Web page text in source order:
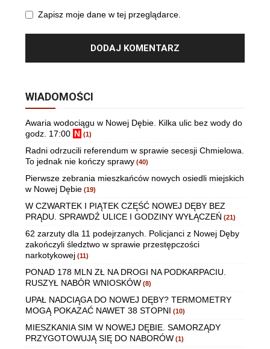
Zapisz moje dane w tej przeglądarce.
WIADOMOŚCI
Awaria wodociągu w Nowej Dębie. Kilka ulic bez wody do
godz. 17:00 N (1)
Radni odrzucili referendum w sprawie secesji Chmielowa.
To jednak nie kończy sprawy (40)
Pierwsze zebrania mieszkańców nowych osiedli miejskich
w Nowej Dębie (19)
W CZWARTEK I PIĄTEK CZĘŚĆ NOWEJ DĘBY BEZ
PRĄDU. SPRAWDŹ ULICE I GODZINY WYŁĄCZEŃ (21)
62 zarzuty dla 11 podejrzanych. Policjanci z Nowej Dęby
zakończyli śledztwo w sprawie przestępczości
narkotykowej (11)
PONAD 178 MLN ZŁ NA DROGI NA PODKARPACIU.
RUSZYŁ NABÓR WNIOSKÓW (8)
UPAŁ NADCIĄGA DO NOWEJ DĘBY? TERMOMETRY
MOGĄ POKAZAĆ NAWET 38 STOPNI (10)
MIESZKANIA SIM W NOWEJ DĘBIE. SAMORZĄDY
PRZYGOTOWUJĄ SIĘ DO NABORÓW (1)